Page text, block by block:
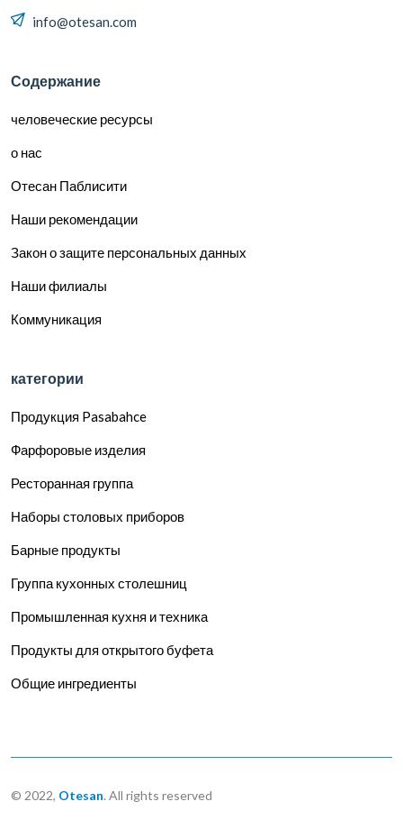
info@otesan.com
Содержание
человеческие ресурсы
о нас
Отесан Паблисити
Наши рекомендации
Закон о защите персональных данных
Наши филиалы
Коммуникация
категории
Продукция Pasabahce
Фарфоровые изделия
Ресторанная группа
Наборы столовых приборов
Барные продукты
Группа кухонных столешниц
Промышленная кухня и техника
Продукты для открытого буфета
Общие ингредиенты
© 2022, Otesan. All rights reserved